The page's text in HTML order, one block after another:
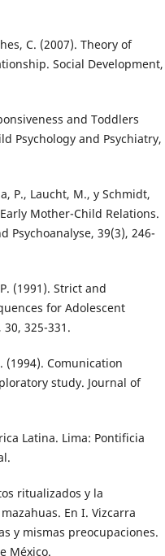
C. (2007). Theory of
Social Development,
and Toddlers
Psychology and Psychiatry,
P., Laucht, M., y Schmidt,
Mother-Child Relations.
Psychoanalyse, 39(3), 246-
(1991). Strict and
for Adolescent
325-331.
(1994). Comunication
study. Journal of
Latina. Lima: Pontificia
ritualizados y la
En I. Vizcarra
y mismas preocupaciones.
México.